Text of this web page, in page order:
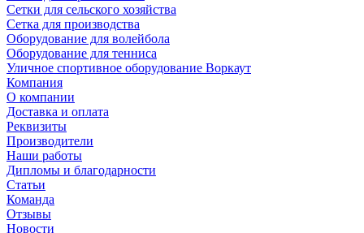
Сетки для сельского хозяйства
Сетка для производства
Оборудование для волейбола
Оборудование для тенниса
Уличное спортивное оборудование Воркаут
Компания
О компании
Доставка и оплата
Реквизиты
Производители
Наши работы
Дипломы и благодарности
Статьи
Команда
Отзывы
Новости